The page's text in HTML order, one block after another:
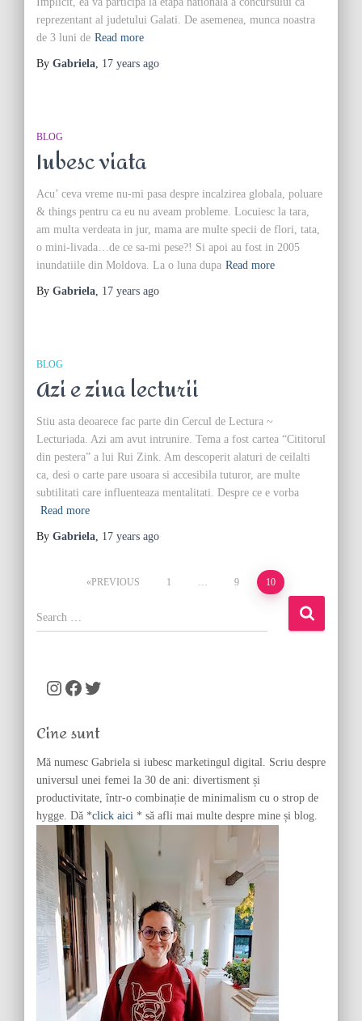
reprezentant al judetului Galati. De asemenea, munca noastra
de 3 luni de Read more
By Gabriela, 17 years ago
BLOG
Iubesc viata
Acu’ ceva vreme nu-mi pasa despre incalzirea globala, poluare
& things pentru ca eu nu aveam probleme. Locuiesc la tara,
am multa verdeata in jur, mama are multe specii de flori, tata,
o mini-livada…de ce sa-mi pese?! Si apoi au fost in 2005
inundatiile din Moldova. La o luna dupa Read more
By Gabriela, 17 years ago
BLOG
Azi e ziua lecturii
Stiu asta deoarece fac parte din Cercul de Lectura ~
Lecturiada. Azi am avut intrunire. Tema a fost cartea “Cititorul
din pestera” a lui Rui Zink. Am descoperit alaturi de ceilalti
ca, desi o carte pare usoara si accesibila tuturor, are multe
subtilitati care influenteaza mentalitati. Despre ce e vorba
Read more
By Gabriela, 17 years ago
pagination
PREVIOUS 1 … 9 10
S
e
o
Instagram Facebook Twitter
Cine sunt
Mă numesc Gabriela si iubesc marketingul digital. Scriu despre
universul unei femei la 30 de ani: divertisment și
productivitate, într-o combinație de minimalism cu o strop de
hygge. Dă *click aici * să afli mai multe despre mine și blog.